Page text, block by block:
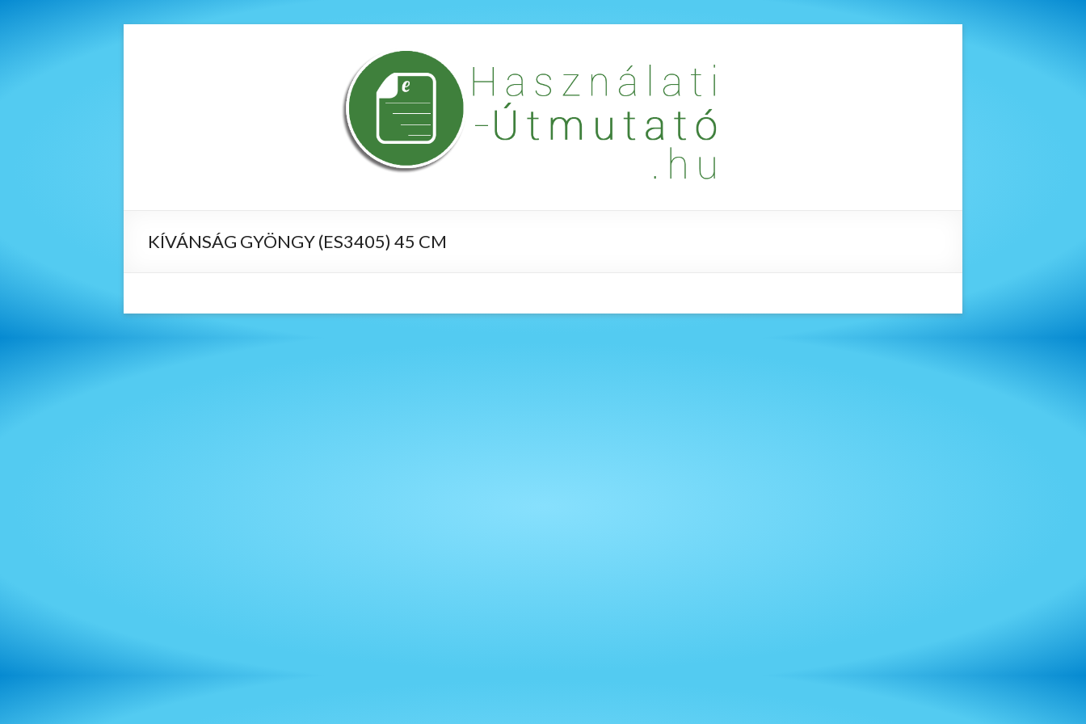
KÍVÁNSÁG GYÖNGY (ES3405) 45 CM